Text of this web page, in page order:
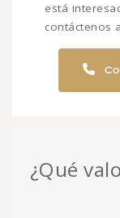
está
contáctenos
¿Qué